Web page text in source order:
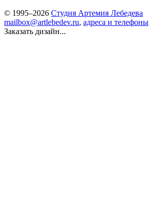
© 1995–2026 Студия Артемия Лебедева
mailbox@artlebedev.ru, адреса и телефоны
Заказать дизайн...